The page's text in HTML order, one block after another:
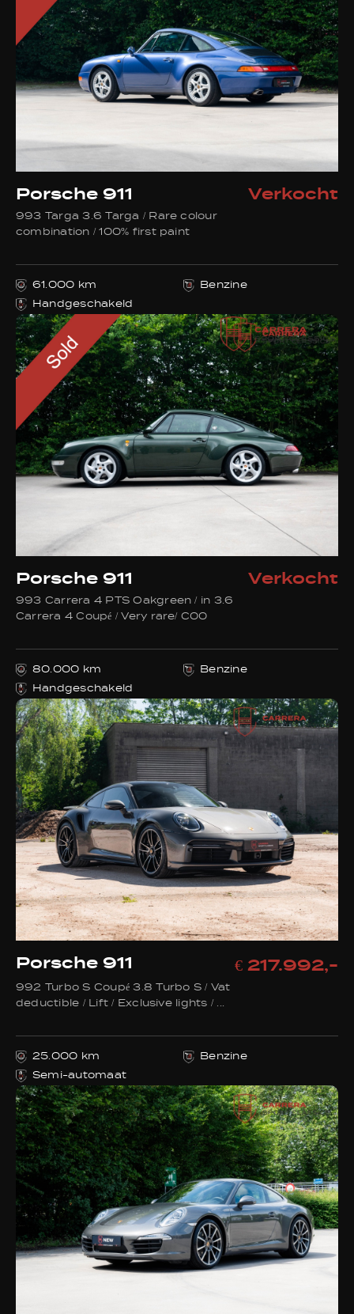
Porsche 911 Verkocht
993 Targa 3.6 Targa / Rare colour
combination / 100% first paint
61.000 km
Benzine
Handgeschakeld
Porsche 911 Verkocht
993 Carrera 4 PTS Oakgreen / in 3.6
Carrera 4 Coupé / Very rare/ C00
80.000 km
Benzine
Handgeschakeld
Porsche 911 € 217.992,-
992 Turbo S Coupé 3.8 Turbo S / Vat
deductible / Lift / Exclusive lights / ...
25.000 km
Benzine
Semi-automaat